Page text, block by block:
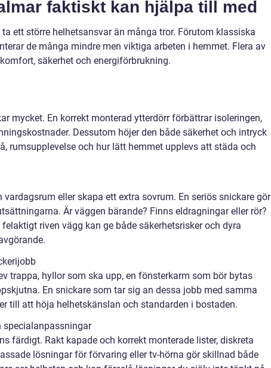
faktiskt kan hjälpa till med
ett större helhetsansvar än många tror. Förutom klassiska
de många mindre men viktiga arbeten i hemmet. Flera av
säkerhet och energiförbrukning.
mycket. En korrekt monterad ytterdörr förbättrar isoleringen,
Dessutom höjer den både säkerhet och intryck
rumsupplevelse och hur lätt hemmet upplevs att städa och
eller skapa ett extra sovrum. En seriös snickare gör
Är väggen bärande? Finns eldragningar eller rör?
riven vägg kan ge både säkerhetsrisker och dyra
trappa, hyllor som ska upp, en fönsterkarm som bör bytas
En snickare som tar sig an dessa jobb med samma
till att höja helhetskänslan och standarden i bostaden.
specialanpassningar
färdigt. Rakt kapade och korrekt monterade lister, diskreta
lösningar för förvaring eller tv-hörna gör skillnad både